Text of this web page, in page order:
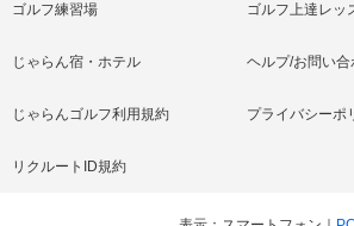
ゴルフ練習場 ゴルフ上達レッ
じゃらん宿・ホテル ヘルプ/お問い合
じゃらんゴルフ利用規約 プライバシーポ
リクルートID規約